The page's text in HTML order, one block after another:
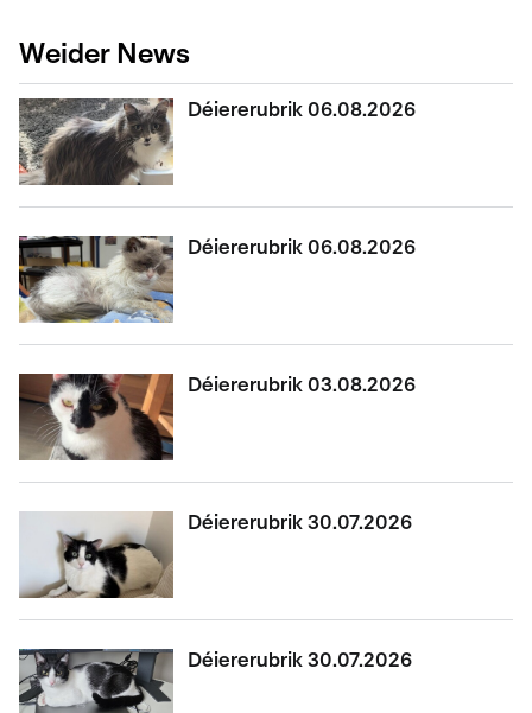
Weider News
Déiererubrik 06.08.2026
Déiererubrik 06.08.2026
Déiererubrik 03.08.2026
Déiererubrik 30.07.2026
Déiererubrik 30.07.2026